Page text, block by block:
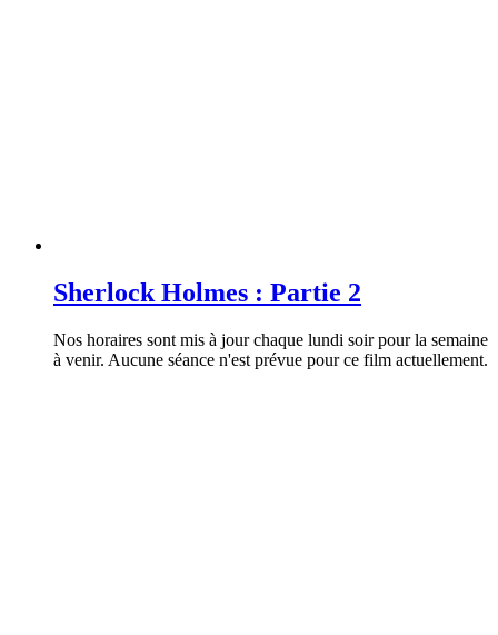
Sherlock Holmes : Partie 2
Nos horaires sont mis à jour chaque lundi soir pour la semaine
à venir. Aucune séance n'est prévue pour ce film actuellement.